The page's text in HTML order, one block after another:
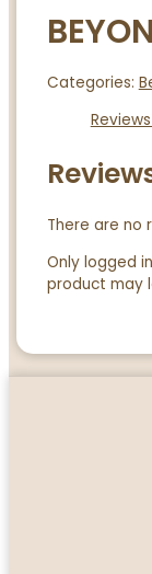
Categories:
There are no
Only logged
product may